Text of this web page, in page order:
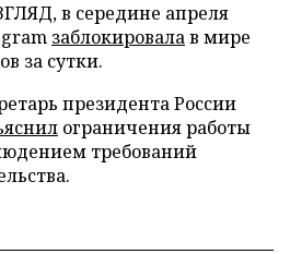
в середине апреля
заблокировалав мире
за сутки.
президента России
ограничения работы
требований